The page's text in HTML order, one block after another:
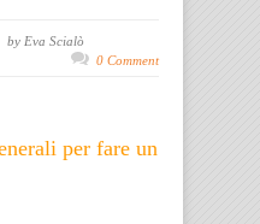
by Eva Scialò
0 Comment
per fare un